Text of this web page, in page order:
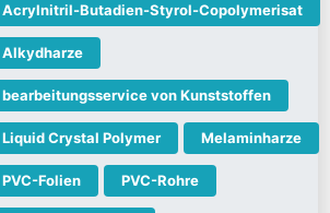
Acrylnitril-Butadien-Styrol-Copolymerisat
Alkydharze
bearbeitungsservice von Kunststoffen
Liquid Crystal Polymer Melaminharze
PVC-Folien PVC-Rohre